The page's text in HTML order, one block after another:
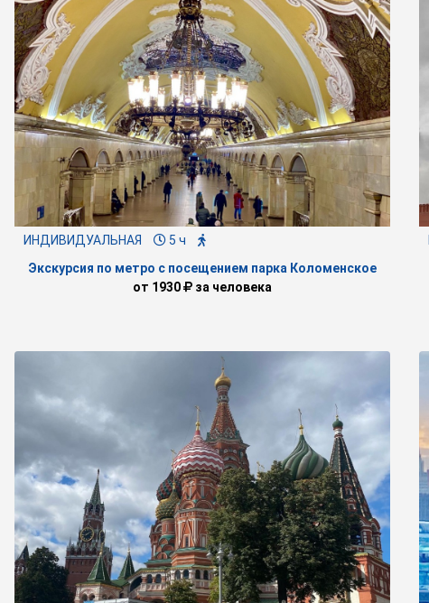
ИНДИВИДУАЛЬНАЯ
5 ч
Экскурсия по метро с посещением парка Коломенское
от 1930 за человека